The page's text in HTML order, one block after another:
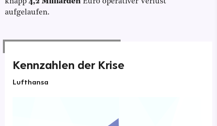
aufgelaufen.
Kennzahlen der Krise
Lufthansa